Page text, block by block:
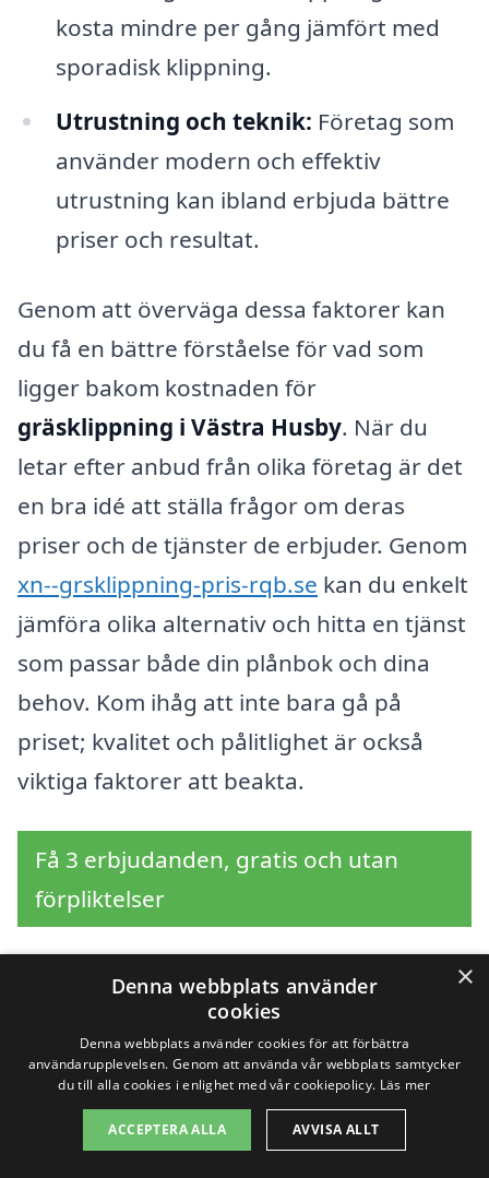
kosta mindre per gång jämfört med
sporadisk klippning.
Utrustning och teknik: Företag som
använder modern och effektiv
utrustning kan ibland erbjuda bättre
priser och resultat.
Genom att överväga dessa faktorer kan
du få en bättre förståelse för vad som
ligger bakom kostnaden för
gräsklippning i Västra Husby. När du
letar efter anbud från olika företag är det
en bra idé att ställa frågor om deras
priser och de tjänster de erbjuder. Genom
xn--grsklippning-pris-rqb.se kan du enkelt
jämföra olika alternativ och hitta en tjänst
som passar både din plånbok och dina
behov. Kom ihåg att inte bara gå på
priset; kvalitet och pålitlighet är också
viktiga faktorer att beakta.
Få 3 erbjudanden, gratis och utan
förpliktelser
Sök efter en
professionell för
gräsklippning i andra
×
Denna webbplats använder
cookies
Denna webbplats använder cookies för att förbättra
användarupplevelsen. Genom att använda vår webbplats samtycker
du till alla cookies i enlighet med vår cookiepolicy. Läs mer
ACCEPTERA ALLA AVVISA ALLT